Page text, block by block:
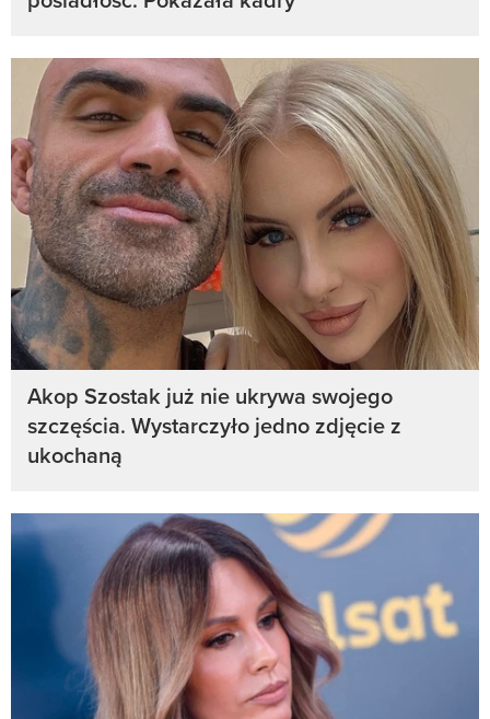
Akop Szostak już nie ukrywa swojego
szczęścia. Wystarczyło jedno zdjęcie z
ukochaną